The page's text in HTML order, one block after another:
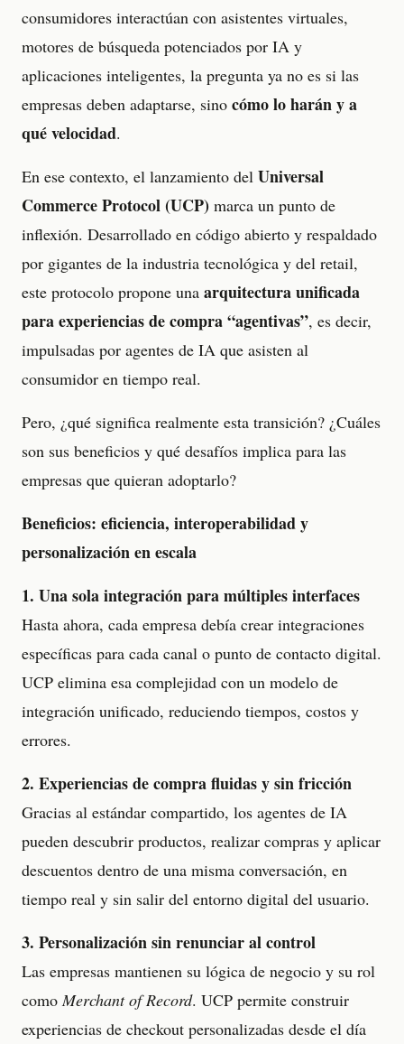
consumidores interactúan con asistentes virtuales,
motores de búsqueda potenciados por IA y
aplicaciones inteligentes, la pregunta ya no es si las
empresas deben adaptarse, sino cómo lo harán y a
qué velocidad.
En ese contexto, el lanzamiento del Universal
Commerce Protocol (UCP) marca un punto de
inflexión. Desarrollado en código abierto y respaldado
por gigantes de la industria tecnológica y del retail,
este protocolo propone una arquitectura unificada
para experiencias de compra “agentivas”, es decir,
impulsadas por agentes de IA que asisten al
consumidor en tiempo real.
Pero, ¿qué significa realmente esta transición? ¿Cuáles
son sus beneficios y qué desafíos implica para las
empresas que quieran adoptarlo?
Beneficios: eficiencia, interoperabilidad y
personalización en escala
1. Una sola integración para múltiples interfaces
Hasta ahora, cada empresa debía crear integraciones
específicas para cada canal o punto de contacto digital.
UCP elimina esa complejidad con un modelo de
integración unificado, reduciendo tiempos, costos y
errores.
2. Experiencias de compra fluidas y sin fricción
Gracias al estándar compartido, los agentes de IA
pueden descubrir productos, realizar compras y aplicar
descuentos dentro de una misma conversación, en
tiempo real y sin salir del entorno digital del usuario.
3. Personalización sin renunciar al control
Las empresas mantienen su lógica de negocio y su rol
comoMerchant of Record. UCP permite construir
experiencias de checkout personalizadas desde el día